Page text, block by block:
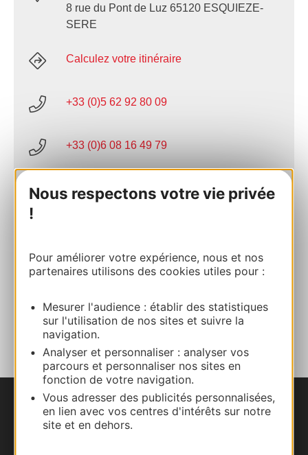
Nous respectons votre vie privée
!
Pour améliorer votre expérience, nous et nos
partenaires utilisons des cookies utiles pour :
Mesurer l'audience : établir des statistiques
sur l'utilisation de nos sites et suivre la
navigation.
Analyser et personnaliser : analyser vos
parcours et personnaliser nos sites en
fonction de votre navigation.
Vous adresser des publicités personnalisées,
en lien avec vos centres d'intérêts sur notre
site et en dehors.
8 rue du Pont de Luz 65120 ESQUIEZE-
SERE
Calculez votre itinéraire
+33 (0)5 62 92 80 09
+33 (0)6 08 16 49 79
E-mail
Facebook
AJOUTER
AU CARNET
Nous contacter